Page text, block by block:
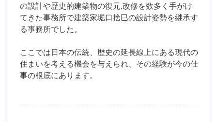
の設計や歴史的建築物の復元,改修を数多く手がけ
てきた事務所で建築家堀口捨巳の設計姿勢を継承す
る事務所でした。
ここでは日本の伝統、歴史の延長線上にある現代の
住まいを考える機会を与えられ、その経験が今の仕
事の根底にあります。